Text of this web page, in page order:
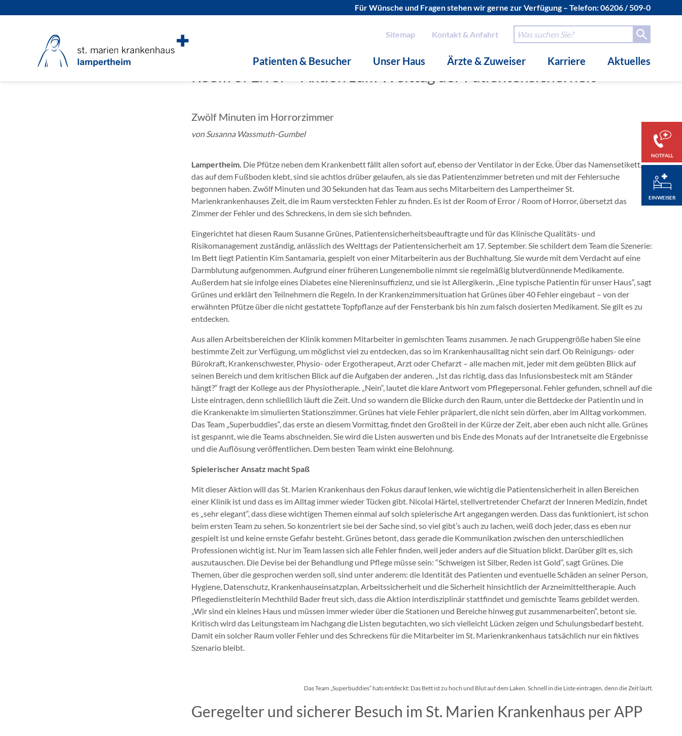
Für Wünsche und Fragen stehen wir gerne zur Verfügung – Telefon:06206 / 509-0
Sitemap Kontakt & Anfahrt
Patienten & Besucher Unser Haus Ärzte & Zuweiser Karriere Aktuelles
Startseite>Johanna Heck Nähe verbindet.
Zwölf Minuten im Horrorzimmer
von Susanna Wassmuth-Gumbel
Lampertheim. Die Pfütze neben dem Krankenbett fällt allen sofort auf, ebenso der Ventilator in der Ecke. Über das Namensetikett,
das auf dem Fußboden klebt, sind sie achtlos drüber gelaufen, als sie das Patientenzimmer betreten und mit der Fehlersuche
begonnen haben. Zwölf Minuten und 30 Sekunden hat das Team aus sechs Mitarbeitern des Lampertheimer St.
Marienkrankenhauses Zeit, die im Raum versteckten Fehler zu finden. Es ist der Room of Error / Room of Horror, übersetzt das
Zimmer der Fehler und des Schreckens, in dem sie sich befinden.
Eingerichtet hat diesen Raum Susanne Grünes, Patientensicherheitsbeauftragte und für das Klinische Qualitäts- und
Risikomanagement zuständig, anlässlich des Welttags der Patientensicherheit am 17. September. Sie schildert dem Team die Szenerie:
Im Bett liegt Patientin Kim Santamaria, gespielt von einer Mitarbeiterin aus der Buchhaltung. Sie wurde mit dem Verdacht auf eine
Darmblutung aufgenommen. Aufgrund einer früheren Lungenembolie nimmt sie regelmäßig blutverdünnende Medikamente.
Außerdem hat sie infolge eines Diabetes eine Niereninsuffizienz, und sie ist Allergikerin. „Eine typische Patientin für unser Haus“, sagt
Grünes und erklärt den Teilnehmern die Regeln. In der Krankenzimmersituation hat Grünes über 40 Fehler eingebaut – von der
erwähnten Pfütze über die nicht gestattete Topfpflanze auf der Fensterbank bis hin zum falsch dosierten Medikament. Sie gilt es zu
entdecken.
Aus allen Arbeitsbereichen der Klinik kommen Mitarbeiter in gemischten Teams zusammen. Je nach Gruppengröße haben Sie eine
bestimmte Zeit zur Verfügung, um möglichst viel zu entdecken, das so im Krankenhausalltag nicht sein darf. Ob Reinigungs- oder
Bürokraft, Krankenschwester, Physio- oder Ergotherapeut, Arzt oder Chefarzt – alle machen mit, jeder mit dem geübten Blick auf
seinen Bereich und dem kritischen Blick auf die Aufgaben der anderen. „Ist das richtig, dass das Infusionsbesteck mit am Ständer
hängt?“ fragt der Kollege aus der Physiotherapie. „Nein“, lautet die klare Antwort vom Pflegepersonal. Fehler gefunden, schnell auf die
Liste eintragen, denn schließlich läuft die Zeit. Und so wandern die Blicke durch den Raum, unter die Bettdecke der Patientin und in
die Krankenakte im simulierten Stationszimmer. Grünes hat viele Fehler präpariert, die nicht sein dürfen, aber im Alltag vorkommen.
Das Team „Superbuddies“, das erste an diesem Vormittag, findet den Großteil in der Kürze der Zeit, aber eben auch nicht alle. Grünes
ist gespannt, wie die Teams abschneiden. Sie wird die Listen auswerten und bis Ende des Monats auf der Intranetseite die Ergebnisse
und die Auflösung veröffentlichen. Dem besten Team winkt eine Belohnung.
Spielerischer Ansatz macht Spaß
Mit dieser Aktion will das St. Marien Krankenhaus den Fokus darauf lenken, wie wichtig die Patientensicherheit in allen Bereichen
einer Klinik ist und dass es im Alltag immer wieder Tücken gibt. Nicolai Härtel, stellvertretender Chefarzt der Inneren Medizin, findet
es „sehr elegant“, dass diese wichtigen Themen einmal auf solch spielerische Art angegangen werden. Dass das funktioniert, ist schon
beim ersten Team zu sehen. So konzentriert sie bei der Sache sind, so viel gibt’s auch zu lachen, weiß doch jeder, dass es eben nur
gespielt ist und keine ernste Gefahr besteht. Grünes betont, dass gerade die Kommunikation zwischen den unterschiedlichen
Professionen wichtig ist. Nur im Team lassen sich alle Fehler finden, weil jeder anders auf die Situation blickt. Darüber gilt es, sich
auszutauschen. Die Devise bei der Behandlung und Pflege müsse sein: “Schweigen ist Silber, Reden ist Gold“, sagt Grünes. Die
Themen, über die gesprochen werden soll, sind unter anderem: die Identität des Patienten und eventuelle Schäden an seiner Person,
Hygiene, Datenschutz, Krankenhauseinsatzplan, Arbeitssicherheit und die Sicherheit hinsichtlich der Arzneimitteltherapie. Auch
Pflegedienstleiterin Mechthild Bader freut sich, dass die Aktion interdisziplinär stattfindet und gemischte Teams gebildet werden.
„Wir sind ein kleines Haus und müssen immer wieder über die Stationen und Bereiche hinweg gut zusammenarbeiten“, betont sie.
Kritisch wird das Leitungsteam im Nachgang die Listen begutachten, wo sich vielleicht Lücken zeigen und Schulungsbedarf besteht.
Damit ein solcher Raum voller Fehler und des Schreckens für die Mitarbeiter im St. Marienkrankenhaus tatsächlich nur ein fiktives
Szenario bleibt.
Das Team „Superbuddies“ hats entdeckt: Das Bett ist zu hoch und Blut auf dem Laken. Schnell in die Liste eintragen, denn die Zeit läuft.
Geregelter und sicherer Besuch im St. Marien Krankenhaus per APP
NOTFALL
EINWEISER